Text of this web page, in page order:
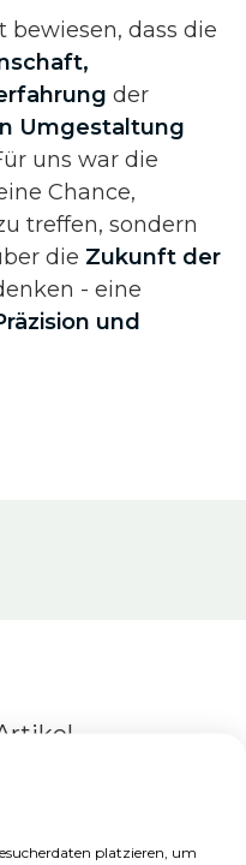
bewiesen, dass die
der
Umgestaltung
uns war die
Chance,
treffen, sondern
die Zukunft der
- eine
und
platzieren, um